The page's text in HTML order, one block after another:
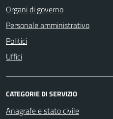
Organi di governo
Personale amministrativo
Politici
Uffici
CATEGORIE DI SERVIZIO
Anagrafe e stato civile